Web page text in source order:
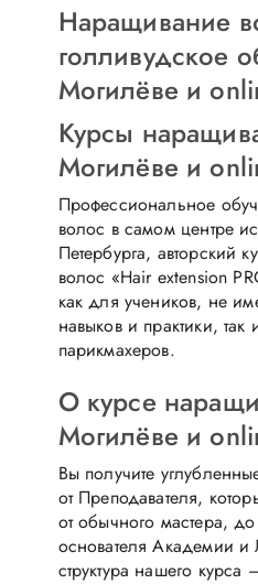
Наращивание
голливудское
Могилёве и
Курсы
Могилёве и
Профессиональное
волос в самом центре
Петербурга, авторский
волос «Hair extension
как для учеников, не
навыков и практики, так
парикмахеров.
О курсе
Могилёве и
Вы получите
от Преподавателя,
от обычного мастера,
основателя Академии
структура нашего курса